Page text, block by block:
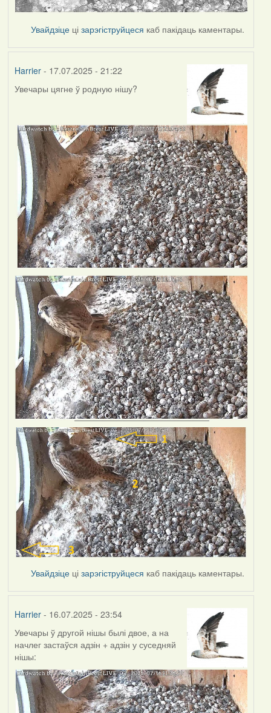
Увайдзіце цізарэгіструйцеся каб пакідаць каментары.
Harrier- 17.07.2025 - 21:22
Увечары цягне ў родную нішу?
Увайдзіце цізарэгіструйцеся каб пакідаць каментары.
Harrier- 16.07.2025 - 23:54
Увечары ў другой нішы былі двое, а на
начлег застаўся адзін + адзін у суседняй
нішы: